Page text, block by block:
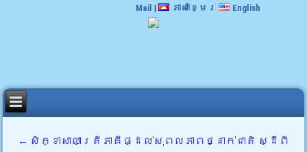
Mail | ភាសាខ្មែរ English
← សិក្ខាសាលាត្រីភាគីផ្ដល់សុពលភាពថ្នាក់ជាតិ ស្ដីពី